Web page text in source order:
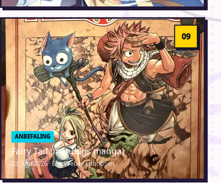
ANBEFALING
Fairy Tail (mandags manga)
22. juni 2026 · Erik Weber-Lauridsen